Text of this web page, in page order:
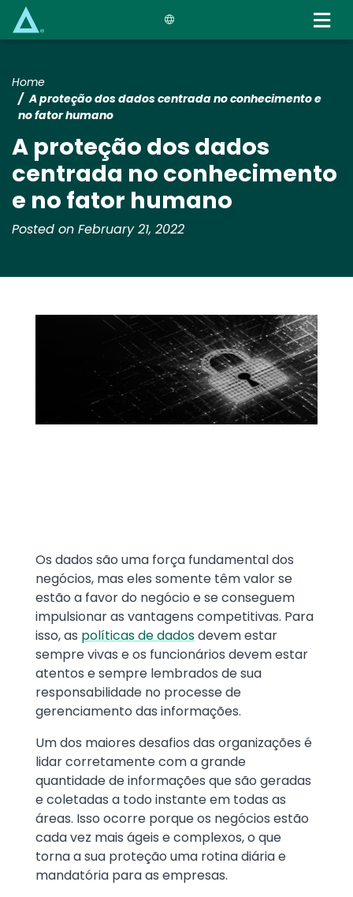
Home
A proteção dos dados centrada no conhecimento e
no fator humano
A proteção dos dados
centrada no conhecimento
e no fator humano
Posted on February 21, 2022
Text
Os dados são uma força fundamental dos
negócios, mas eles somente têm valor se
estão a favor do negócio e se conseguem
impulsionar as vantagens competitivas. Para
isso, as políticas de dadosdevem estar
sempre vivas e os funcionários devem estar
atentos e sempre lembrados de sua
responsabilidade no processe de
gerenciamento das informações.
Um dos maiores desafios das organizações é
lidar corretamente com a grande
quantidade de informações que são geradas
e coletadas a todo instante em todas as
áreas. Isso ocorre porque os negócios estão
cada vez mais ágeis e complexos, o que
torna a sua proteção uma rotina diária e
mandatória para as empresas.